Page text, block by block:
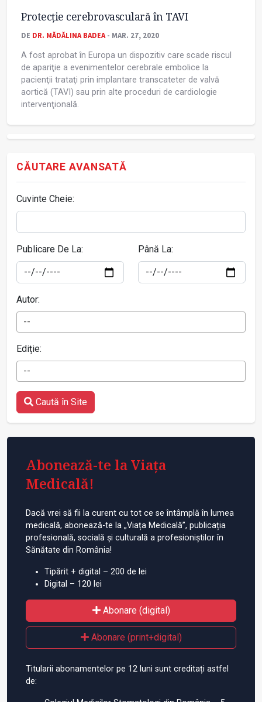
Protecţie cerebrovasculară în TAVI
DE DR. MĂDĂLINA BADEA- MAR. 27, 2020
A fost aprobat în Europa un dispozitiv care scade riscul
de apariţie a evenimentelor cerebrale embolice la
pacienţii trataţi prin implantare transcateter de valvă
aortică (TAVI) sau prin alte proceduri de cardiologie
intervenţională.
CĂUTARE AVANSATĂ
Cuvinte Cheie:
Publicare De La: Până La:
Autor:
--
Ediție:
--
Caută în Site
Abonează-te la Viața
Medicală!
Dacă vrei să fii la curent cu tot ce se întâmplă în lumea
medicală, abonează-te la „Viața Medicală”, publicația
profesională, socială și culturală a profesioniștilor în
Sănătate din România!
Tipărit + digital – 200 de lei
Digital – 120 lei
Abonare (digital)
Abonare (print+digital)
Titularii abonamentelor pe 12 luni sunt creditați astfel
de: